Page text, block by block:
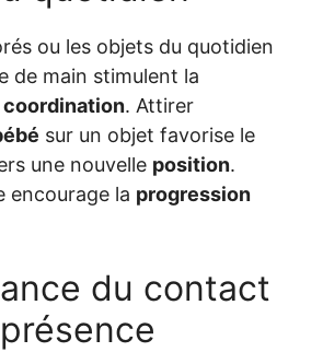
ou les objets du quotidien
de main stimulent la
coordination. Attirer
sur un objet favorise le
une nouvelle position.
encourage la progression
du contact